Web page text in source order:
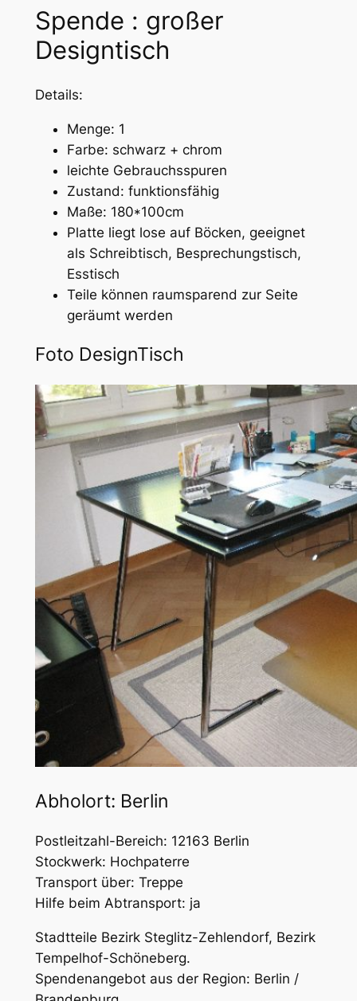
Spende : großer
Designtisch
Details:
Menge: 1
Farbe: schwarz + chrom
leichte Gebrauchsspuren
Zustand: funktionsfähig
Maße: 180*100cm
Platte liegt lose auf Böcken, geeignet
als Schreibtisch, Besprechungstisch,
Esstisch
Teile können raumsparend zur Seite
geräumt werden
Foto DesignTisch
Abholort: Berlin
Postleitzahl-Bereich: 12163 Berlin
Stockwerk: Hochpaterre
Transport über: Treppe
Hilfe beim Abtransport: ja
Stadtteile Bezirk Steglitz-Zehlendorf, Bezirk
Tempelhof-Schöneberg.
Spendenangebot aus der Region: Berlin /